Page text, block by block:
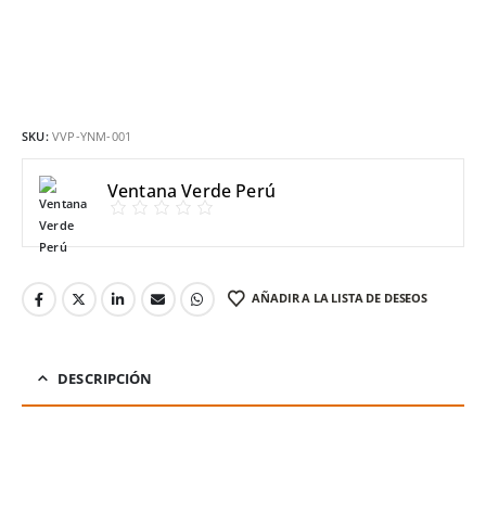
SKU: VVP-YNM-001
Ventana Verde Perú
AÑADIR A LA LISTA DE DESEOS
DESCRIPCIÓN